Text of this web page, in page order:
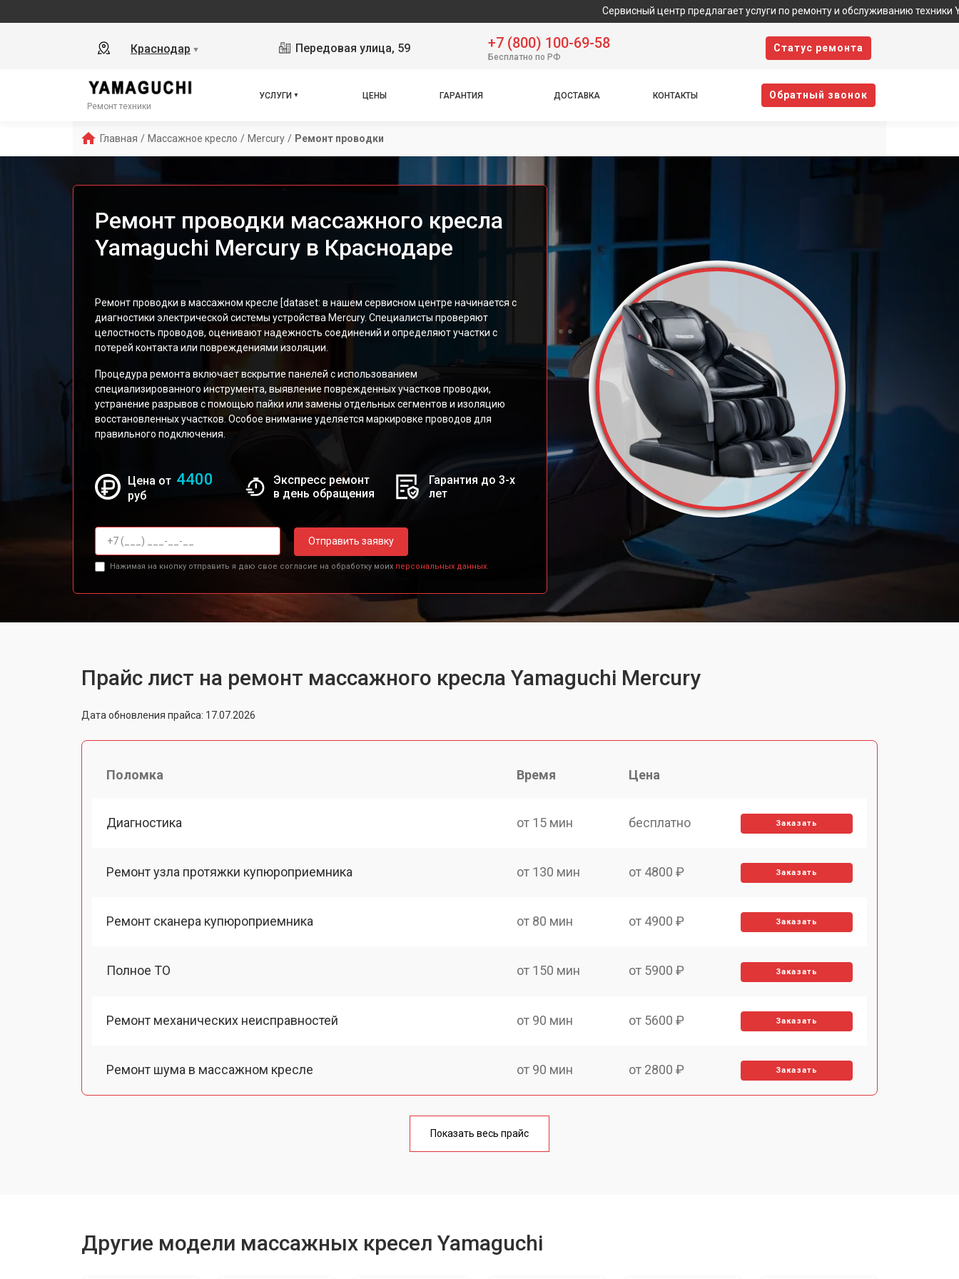
Сервисный центр предлагает услуги по ремонту и обслуживанию техники
Краснодар ▼ Передовая улица, 59 +7 (800) 100-69-58
Бесплатно по РФ
Cтатус ремонта
Ремонт техники
УСЛУГИ ЦЕНЫ ГАРАНТИЯ ДОСТАВКА КОНТАКТЫ Oбратный звонок
Главная / Массажное кресло / Mercury / Ремонт проводки
Ремонт проводки массажного кресла
Yamaguchi Mercury в Краснодаре
Ремонт проводки в массажном кресле [dataset: в нашем сервисном центре начинается с
диагностики электрической системы устройства Mercury. Специалисты проверяют
целостность проводов, оценивают надежность соединений и определяют участки с
потерей контакта или повреждениями изоляции.
Процедура ремонта включает вскрытие панелей с использованием
специализированного инструмента, выявление поврежденных участков проводки,
устранение разрывов с помощью пайки или замены отдельных сегментов и изоляцию
восстановленных участков. Особое внимание уделяется маркировке проводов для
правильного подключения.
Цена от 4400
руб
Экспресс ремонт
в день обращения
Гарантия до 3-х
лет
Отправить заявку
Нажимая на кнопку отправить я даю свое согласие на обработку моих персональных данных.
Прайс лист на ремонт массажного кресла Yamaguchi Mercury
Дата обновления прайса: 17.07.2026
Поломка Время Цена
Диагностика от 15 мин бесплатно Заказать
Ремонт узла протяжки купюроприемника от 130 мин от 4800 ₽ Заказать
Ремонт сканера купюроприемника от 80 мин от 4900 ₽ Заказать
Полное ТО от 150 мин от 5900 ₽ Заказать
Ремонт механических неисправностей от 90 мин от 5600 ₽ Заказать
Ремонт шума в массажном кресле от 90 мин от 2800 ₽ Заказать
от 90 мин
Показать весь прайс
Другие модели массажных кресел Yamaguchi